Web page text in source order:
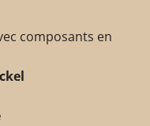
composants en